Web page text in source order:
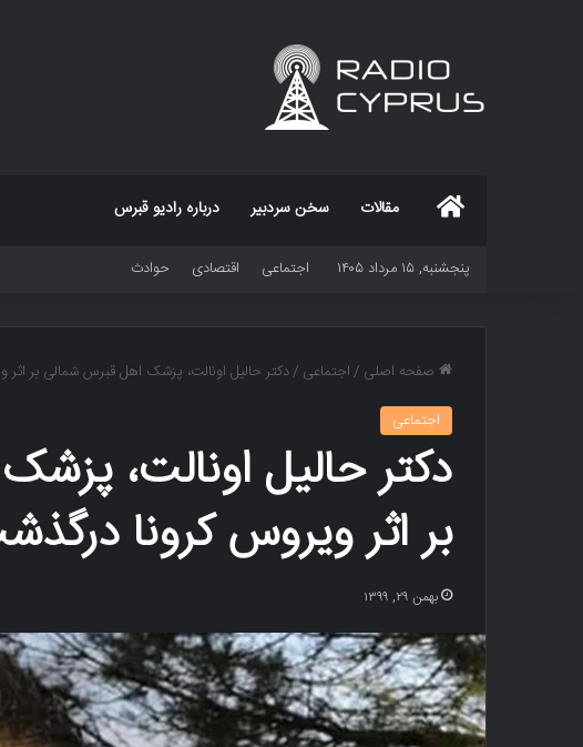
خانه مقالات سخن سردبیر درباره رادیو قبرس
پنجشنبه, ۱۵ مرداد ۱۴۰۵ اجتماعی اقتصادی حوادث
صفحه اصلی /اجتماعی /دکتر حالیل اونالت، پزشک اهل قبرس شمالی بر
اجتماعی
دکتر حالیل اونالت،
بر اثر ویروس کرونا
بهمن ۲۹, ۱۳۹۹